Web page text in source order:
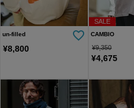
un-filled
¥8,800
SALE
CAMBIO
¥9,350
¥4,675